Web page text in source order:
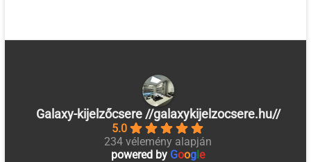
Galaxy-kijelzőcsere //galaxykijelzocsere.hu//
5.0
234 vélemény alapján
powered by Google